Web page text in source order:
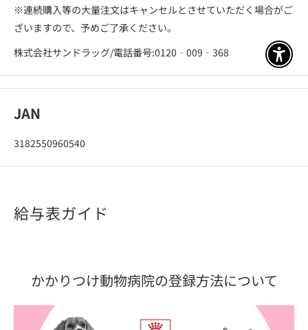
※連続購入等の大量注文はキャンセルとさせていただく場合がご
ざいますので、予めご了承ください。
株式会社サンドラッグ/電話番号:0120‐009‐368
JAN
3182550960540
給与表ガイド
かかりつけ動物病院の登録方法について
アク